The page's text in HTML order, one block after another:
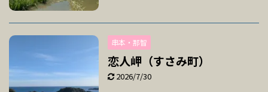
串本・那智
恋人岬（すさみ町）
2026/7/30